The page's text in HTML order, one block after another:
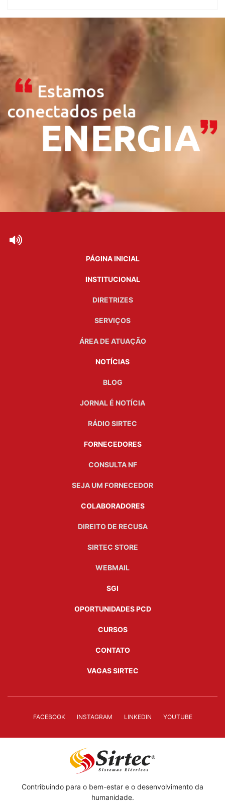
PÁGINA INICIAL
INSTITUCIONAL
DIRETRIZES
SERVIÇOS
ÁREA DE ATUAÇÃO
NOTÍCIAS
BLOG
JORNAL É NOTÍCIA
RÁDIO SIRTEC
FORNECEDORES
CONSULTA NF
SEJA UM FORNECEDOR
COLABORADORES
DIREITO DE RECUSA
SIRTEC STORE
WEBMAIL
SGI
OPORTUNIDADES PCD
CURSOS
CONTATO
VAGAS SIRTEC
FACEBOOK INSTAGRAM LINKEDIN YOUTUBE
Contribuindo para o bem-estar e o desenvolvimento da
humanidade.